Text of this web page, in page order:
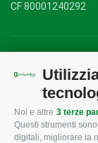
Noi e altre 3 terze
Questi strumenti
digitali, migliorare la
CF 80001240292
ROVIGO